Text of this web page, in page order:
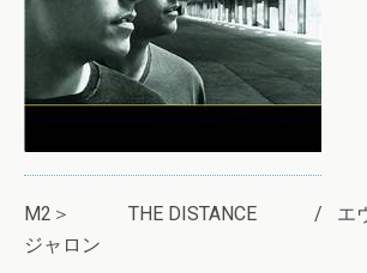
M2＞ THE DISTANCE / エヴァ
ジャロン